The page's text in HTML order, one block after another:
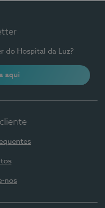
do Hospital da Luz?
aqui
nos